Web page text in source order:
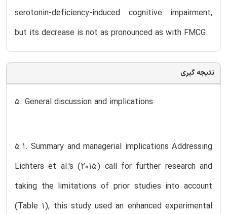
serotonin-deficiency-induced cognitive impairment,
but its decrease is not as pronounced as with FMCG.
نتیجه گیری
5. General discussion and implications
5.1. Summary and managerial implications Addressing
Lichters et al.'s (2015) call for further research and
taking the limitations of prior studies into account
(Table 1), this study used an enhanced experimental